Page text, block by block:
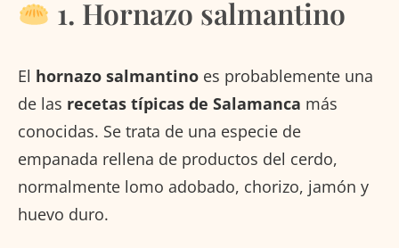
1. Hornazo salmantino
El hornazo salmantino es probablemente una
de las recetas típicas de Salamanca más
conocidas. Se trata de una especie de
empanada rellena de productos del cerdo,
normalmente lomo adobado, chorizo, jamón y
huevo duro.